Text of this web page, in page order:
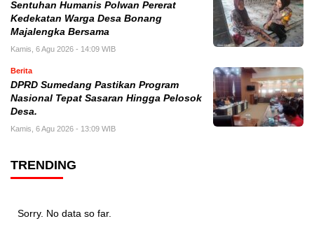
Sentuhan Humanis Polwan Pererat
Kedekatan Warga Desa Bonang
Majalengka Bersama
Kamis, 6 Agu 2026 - 14:09 WIB
Berita
DPRD Sumedang Pastikan Program
Nasional Tepat Sasaran Hingga Pelosok
Desa.
Kamis, 6 Agu 2026 - 13:09 WIB
TRENDING
Sorry. No data so far.